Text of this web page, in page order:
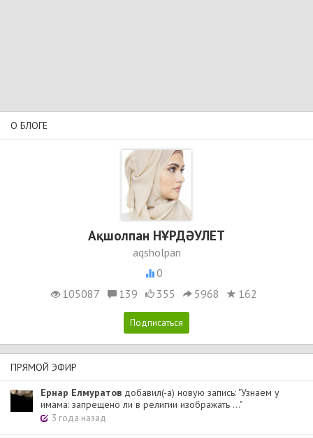
О БЛОГЕ
Ақшолпан НҰРДӘУЛЕТ
aqsholpan
0
105087
139 355 5968 162
ПРЯМОЙ ЭФИР
Ернар Елмуратов добавил(-а) новую запись: "Узнаем у
имама: запрещено ли в религии изображать ..."
3 года назад